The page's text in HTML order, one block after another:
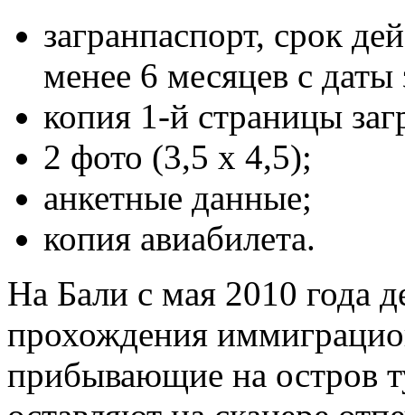
загранпаспорт, срок
менее 6 месяцев с
копия 1-й страницы
2 фото (3,5 х 4,5);
анкетные данные;
копия авиабилета.
На Бали с мая 2010 года
прохождения
прибывающие на остров